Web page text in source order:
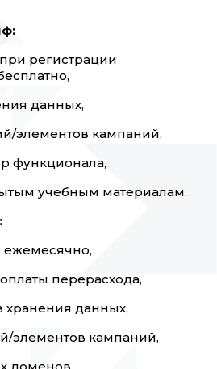
регистрации
данных,
элементов кампаний,
функционала,
учебным материалам.
ежемесячно,
перерасхода,
хранения данных,
элементов кампаний,